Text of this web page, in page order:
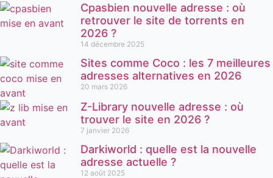
Cpasbien nouvelle adresse : où
retrouver le site de torrents en
2026 ?
14 décembre 2025
Sites comme Coco : les 7 meilleures
adresses alternatives en 2026
20 mars 2026
Z-Library nouvelle adresse : où
trouver le site en 2026 ?
7 janvier 2026
Darkiworld : quelle est la nouvelle
adresse actuelle ?
12 août 2025